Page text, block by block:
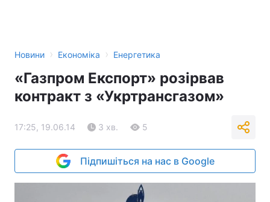
Новини › Економіка › Енергетика
«Газпром Експорт» розірвав
контракт з «Укртрансгазом»
17:25, 19.06.14 3 хв. 5
Підпишіться на нас в Google